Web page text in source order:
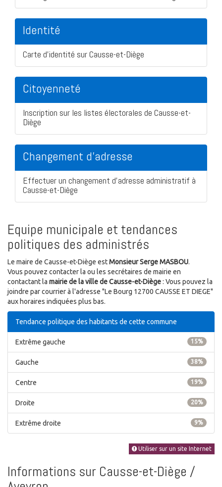
Identité
Carte d'identité sur Causse-et-Diège
Citoyenneté
Inscription sur les listes électorales de Causse-et-
Diège
Changement d'adresse
Effectuer un changement d'adresse administratif à
Causse-et-Diège
Equipe municipale et tendances
politiques des administrés
Le maire de Causse-et-Diège estMonsieur Serge MASBOU.
Vous pouvez contacter la ou les secrétaires de mairie en
contactant la mairie de la ville de Causse-et-Diège: Vous pouvez la
joindre par courrier à l'adresse "Le Bourg 12700 CAUSSE ET DIEGE"
aux horaires indiquées plus bas.
Tendance politique des habitants de cette commune
15%
Extrême gauche
38%
Gauche
19%
Centre
20%
Droite
9%
Extrême droite
Utiliser sur un site Internet
Informations sur Causse-et-Diège /